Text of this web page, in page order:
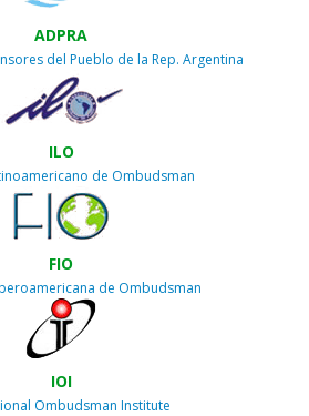
ADPRA
del Pueblo de la Rep. Argentina
ILO
de Ombudsman
FIO
de Ombudsman
IOI
Ombudsman Institute